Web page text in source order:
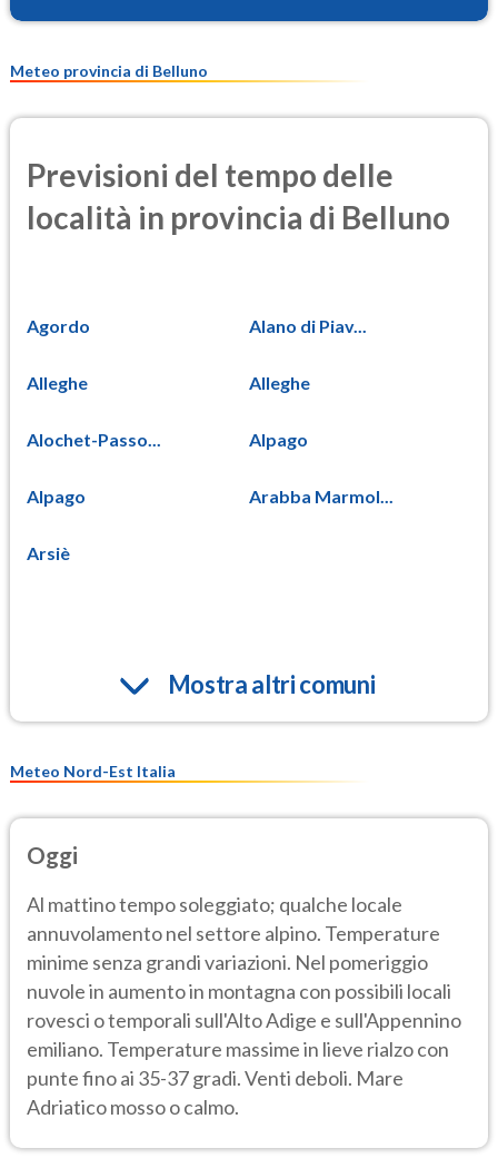
PM25
Meteo provincia di Belluno
Previsioni del tempo delle
località in provincia di Belluno
Agordo Alano di Piav...
Alleghe Alleghe
Alochet-Passo... Alpago
Alpago Arabba Marmol...
Arsiè
Mostra altri comuni
Meteo Nord-Est Italia
Oggi
Al mattino tempo soleggiato; qualche locale
annuvolamento nel settore alpino. Temperature
minime senza grandi variazioni. Nel pomeriggio
nuvole in aumento in montagna con possibili locali
rovesci o temporali sull'Alto Adige e sull'Appennino
emiliano. Temperature massime in lieve rialzo con
punte fino ai 35-37 gradi. Venti deboli. Mare
Adriatico mosso o calmo.